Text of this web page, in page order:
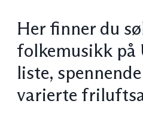
Her finner du
folkemusikk på
liste,
varierte